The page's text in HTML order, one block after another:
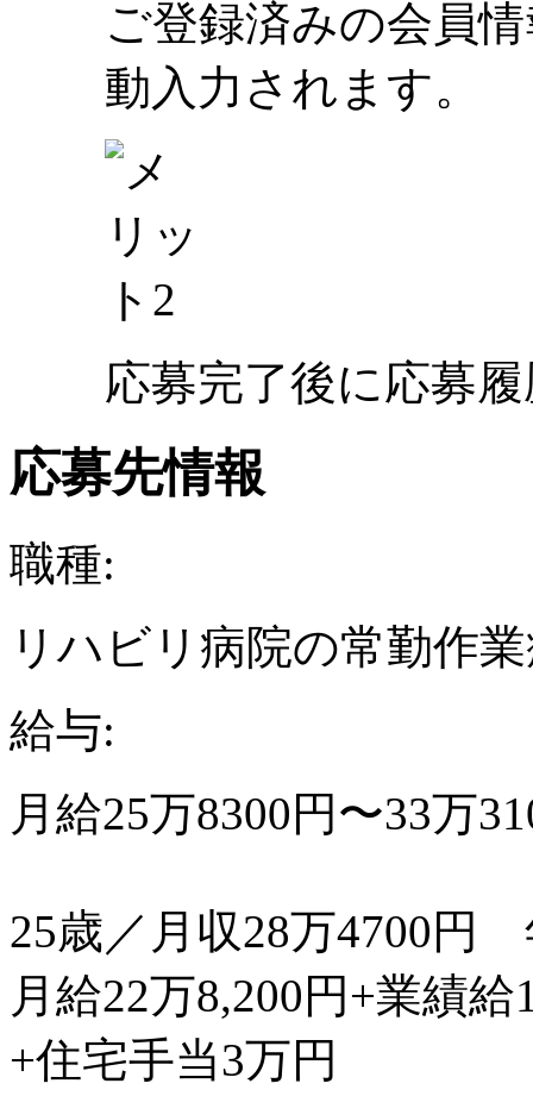
ご登録済みの会員
動入力されます。
応募完了後に応募
応募先情報
職種:
リハビリ病院の常勤作
給与:
月給25万8300円〜33
25歳／月収28万4700円
月給22万8,200円+業績
+住宅手当3万円